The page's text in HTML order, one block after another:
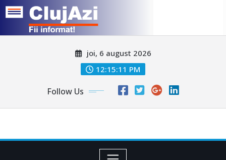
joi, 6 august 2026
12:15:14 PM
Follow Us